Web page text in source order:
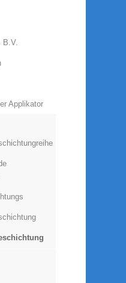
B.V.
Applikator